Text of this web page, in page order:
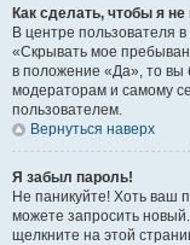
Как сделать, чтобы я
В центре пользователя
«Скрывать мое
в положение «Да», то вы
модераторам и самому
пользователем.
Вернуться наверх
Я забыл пароль!
Не паникуйте! Хоть ваш
можете запросить
щелкните на этой